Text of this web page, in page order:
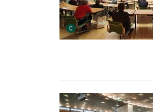
C Urheber der Grafik: